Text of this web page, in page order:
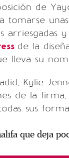
de
tomarse
arriesgadas
de la
lleva su
Kylie
de la
sus